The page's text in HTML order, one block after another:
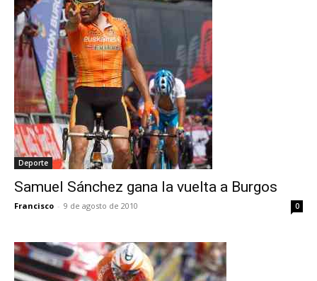
Deporte
Samuel Sánchez gana la vuelta a Burgos
Francisco - 9 de agosto de 2010 0